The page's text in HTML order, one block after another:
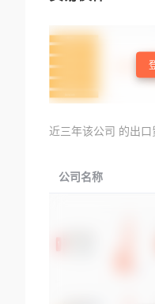
近三年该公司 的出
公司名称